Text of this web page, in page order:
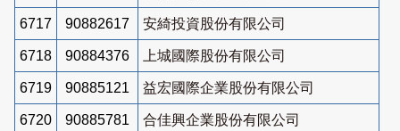
6717 90882617 安綺投資股份有限公司
6718 90884376 上城國際股份有限公司
6719 90885121 益宏國際企業股份有限公司
6720 90885781 合佳興企業股份有限公司